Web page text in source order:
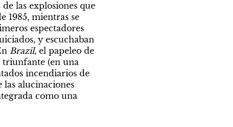
las explosiones que
1985, mientras se
espectadores
y escuchaban
Brazil, el papeleo de
triunfante (en una
incendiarios de
las alucinaciones
como una